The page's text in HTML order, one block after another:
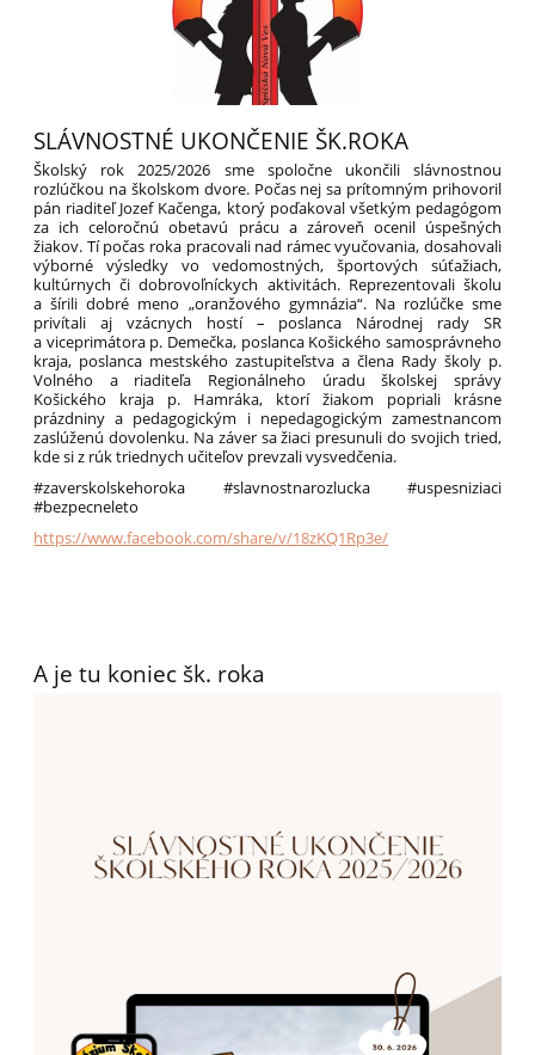
SLÁVNOSTNÉ UKONČENIE ŠK.ROKA
Školský rok 2025/2026 sme spoločne ukončili slávnostnou
rozlúčkou na školskom dvore. Počas nej sa prítomným prihovoril
pán riaditeľ Jozef Kačenga, ktorý poďakoval všetkým pedagógom
za ich celoročnú obetavú prácu a zároveň ocenil úspešných
žiakov. Tí počas roka pracovali nad rámec vyučovania, dosahovali
výborné výsledky vo vedomostných, športových súťažiach,
kultúrnych či dobrovoľníckych aktivitách. Reprezentovali školu
a šírili dobré meno „oranžového gymnázia“. Na rozlúčke sme
privítali aj vzácnych hostí – poslanca Národnej rady SR
a viceprimátora p. Demečka, poslanca Košického samosprávneho
kraja, poslanca mestského zastupiteľstva a člena Rady školy p.
Volného a riaditeľa Regionálneho úradu školskej správy
Košického kraja p. Hamráka, ktorí žiakom popriali krásne
prázdniny a pedagogickým i nepedagogickým zamestnancom
zaslúženú dovolenku. Na záver sa žiaci presunuli do svojich tried,
kde si z rúk triednych učiteľov prevzali vysvedčenia.
#zaverskolskehoroka #slavnostnarozlucka #uspesniziaci
#bezpecneleto
https://www.facebook.com/share/v/18zKQ1Rp3e/
A je tu koniec šk. roka